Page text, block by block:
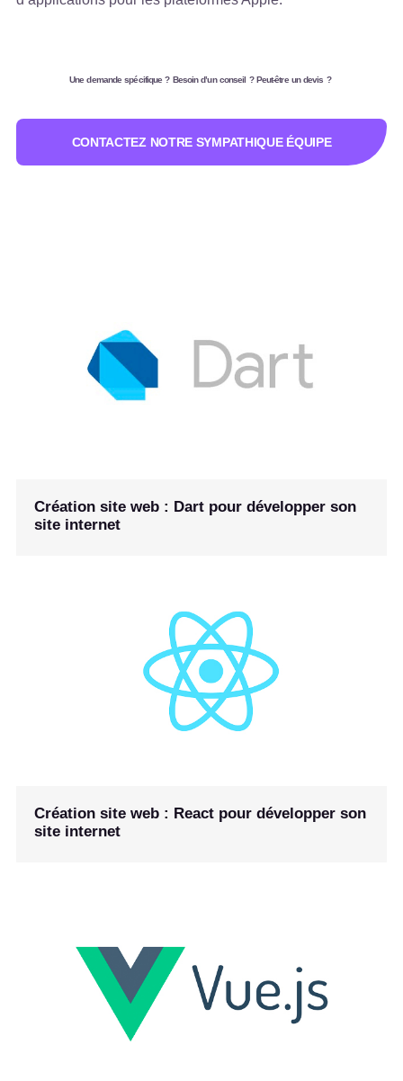
Une demande spécifique ? Besoin d’un conseil ? Peut-être un devis ?
CONTACTEZ NOTRE SYMPATHIQUE ÉQUIPE
Création site web : Dart pour développer son
site internet
Création site web : React pour développer son
site internet